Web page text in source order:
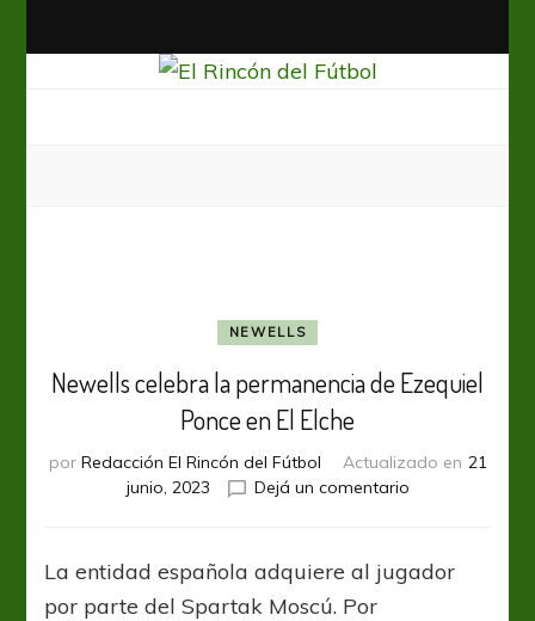
NEWELLS
Newells celebra la permanencia de Ezequiel
Ponce en El Elche
por Redacción El Rincón del Fútbol Actualizado en 21
junio, 2023
Dejá un comentarioen
permanencia
La entidad española adquiere al jugador
por parte del Spartak Moscú. Por